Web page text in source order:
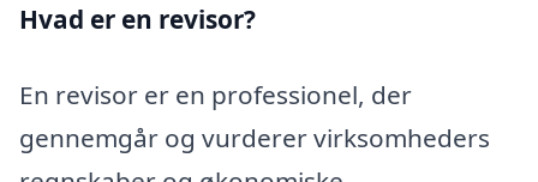
Hvad er en revisor?
En revisor er en professionel, der
gennemgår og vurderer virksomheders